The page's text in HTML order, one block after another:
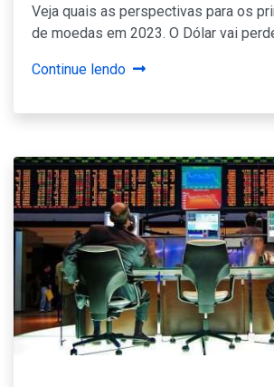
Veja quais as perspectivas para os
de moedas em 2023. O Dólar vai
Continue lendo